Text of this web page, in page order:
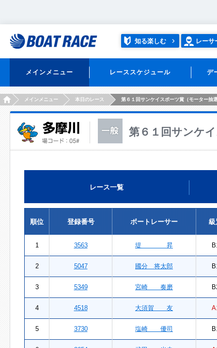
知る楽しむ レーサ
メインメニュー レーススケジュール デ
HOMEメインメニュー 本日のレース 第６１回サンケイスポーツ賞（モーター抽
第６１回サンケ
レース一覧
順位 登録番号 ボートレーサー 級
1 3563 堤 昇
2 5047 國分 将太郎
3 5349 宮崎 奏磨
4 4518 大須賀 友
5 3730 塩崎 優司